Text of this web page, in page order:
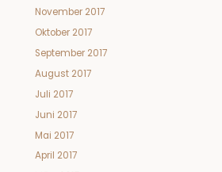
November 2017
Oktober 2017
September 2017
August 2017
Juli 2017
Juni 2017
Mai 2017
April 2017